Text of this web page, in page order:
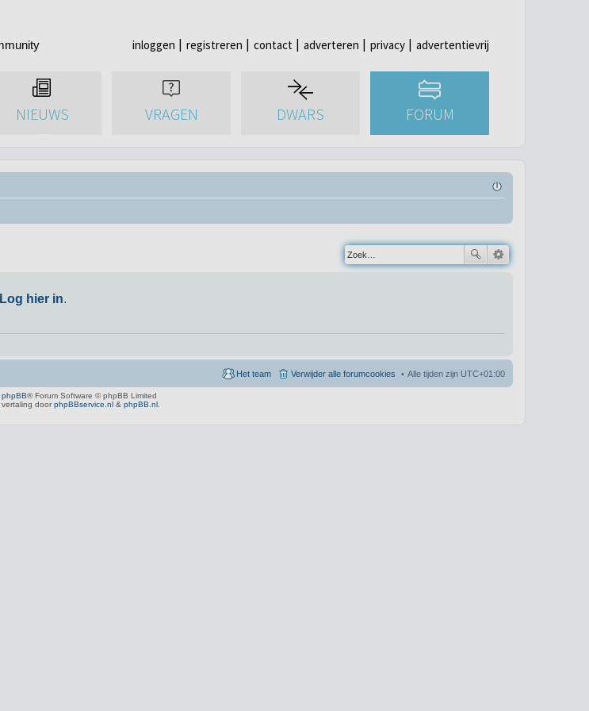
inloggen registreren contact adverteren privacy advertentievrij
NIEUWS VRAGEN DWARS FORUM
Log hier in.
Alle tijden zijn UTC+01:00
Verwijder alle forumcookies
Het team
phpBB® Forum Software © phpBB Limited
door phpBBservice.nl & phpBB.nl